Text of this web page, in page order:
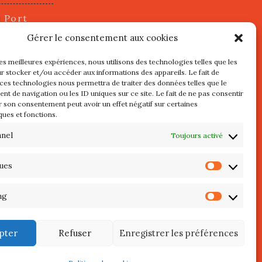
Gérer le consentement aux cookies
meilleures expériences, nous utilisons des technologies telles que les
stocker et/ou accéder aux informations des appareils. Le fait de
technologies nous permettra de traiter des données telles que le
de navigation ou les ID uniques sur ce site. Le fait de ne pas consentir
son consentement peut avoir un effet négatif sur certaines
et fonctions.
Toujours activé
Refuser Enregistrer les préférences
Port
juillet
3 Mai
de